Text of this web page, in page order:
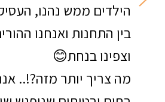
הילדים ממש נהנו,
בין התחנות ואנחנו
וצפינו בנחת😊
מה צריך יותר מזה?!..